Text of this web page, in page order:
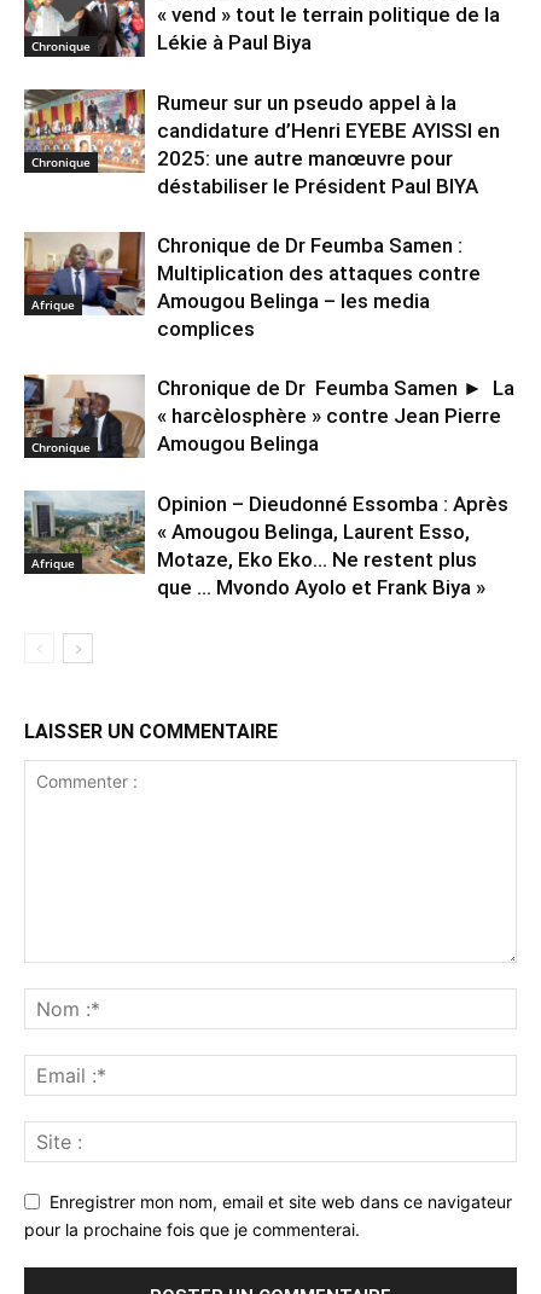
Chronique
« vend » tout le terrain politique de la
Lékie à Paul Biya
Chronique
Rumeur sur un pseudo appel à la
candidature d’Henri EYEBE AYISSI en
2025: une autre manœuvre pour
déstabiliser le Président Paul BIYA
Afrique
Chronique de Dr Feumba Samen :
Multiplication des attaques contre
Amougou Belinga – les media
complices
Chronique
Chronique de Dr Feumba Samen ► La
« harcèlosphère » contre Jean Pierre
Amougou Belinga
Afrique
Opinion – Dieudonné Essomba : Après
« Amougou Belinga, Laurent Esso,
Motaze, Eko Eko… Ne restent plus
que … Mvondo Ayolo et Frank Biya »
LAISSER UN COMMENTAIRE
Enregistrer mon nom, email et site web dans ce navigateur
pour la prochaine fois que je commenterai.